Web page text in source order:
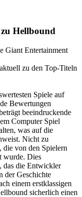
Hellbound
Giant Entertainment
zu den Top-Titeln
Spiele auf
Bewertungen
beeindruckende
Computer Spiel
was auf die
Nicht zu
die von den Spielern
wurde. Dies
das die Entwickler
der Geschichte
einem erstklassigen
sicherlich einen